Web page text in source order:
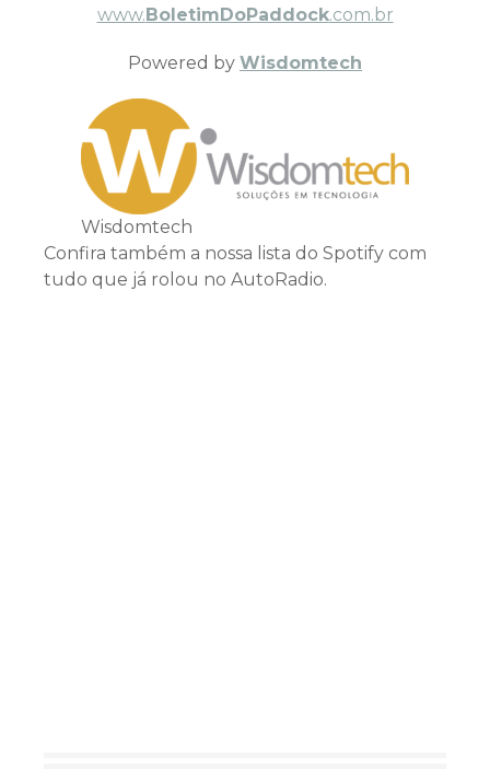
www.BoletimDoPaddock.com.br
Powered by Wisdomtech
Wisdomtech
Confira também a nossa lista do Spotify com
tudo que já rolou no AutoRadio.